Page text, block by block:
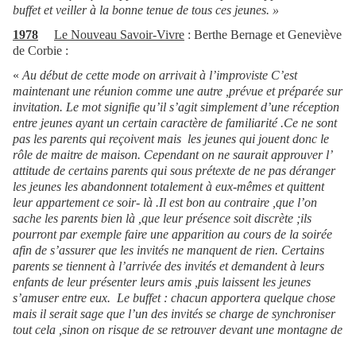
buffet et veiller à la bonne tenue de tous ces jeunes. »
1978
Le Nouveau Savoir-Vivre : Berthe Bernage et Geneviève
de Corbie :
« Au début de cette mode on arrivait à l’improviste C’est
maintenant une réunion comme une autre ,prévue et préparée sur
invitation. Le mot signifie qu’il s’agit simplement d’une réception
entre jeunes ayant un certain caractère de familiarité .Ce ne sont
pas les parents qui reçoivent mais les jeunes qui jouent donc le
rôle de maitre de maison. Cependant on ne saurait approuver l’
attitude de certains parents qui sous prétexte de ne pas déranger
les jeunes les abandonnent totalement à eux-mêmes et quittent
leur appartement ce soir- là .Il est bon au contraire ,que l’on
sache les parents bien là ,que leur présence soit discrète ;ils
pourront par exemple faire une apparition au cours de la soirée
afin de s’assurer que les invités ne manquent de rien. Certains
parents se tiennent à l’arrivée des invités et demandent à leurs
enfants de leur présenter leurs amis ,puis laissent les jeunes
s’amuser entre eux. Le buffet : chacun apportera quelque chose
mais il serait sage que l’un des invités se charge de synchroniser
tout cela ,sinon on risque de se retrouver devant une montagne de